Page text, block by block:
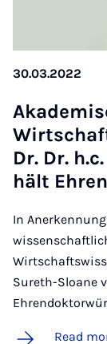
30.03.2022
Dr. Dr.
hält
In
Sureth-Sloane
Read